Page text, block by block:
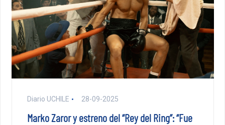
Diario UCHILE 28-09-2025
Marko Zaror y estreno del “Rey del Ring”: “Fue